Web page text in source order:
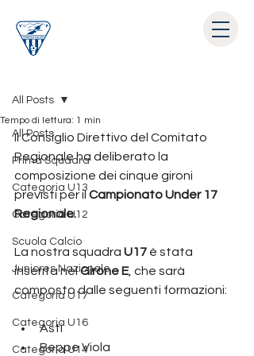
All Posts
Prima Squadra
Categoria U13
Categoria U12
Scuola Calcio
Juniores Nazionale
Categoria U17
Categoria U16
Categoria U14
All Posts
Tempo di lettura: 1 min
Il Consiglio Direttivo del Comitato
Regionale ha deliberato la
composizione dei cinque gironi
previsti per il Campionato Under 17
Regionale.
La nostra squadra U17 è stata
inserita nel Girone E, che sarà
composto dalle seguenti formazioni:
Asti
Beppe Viola